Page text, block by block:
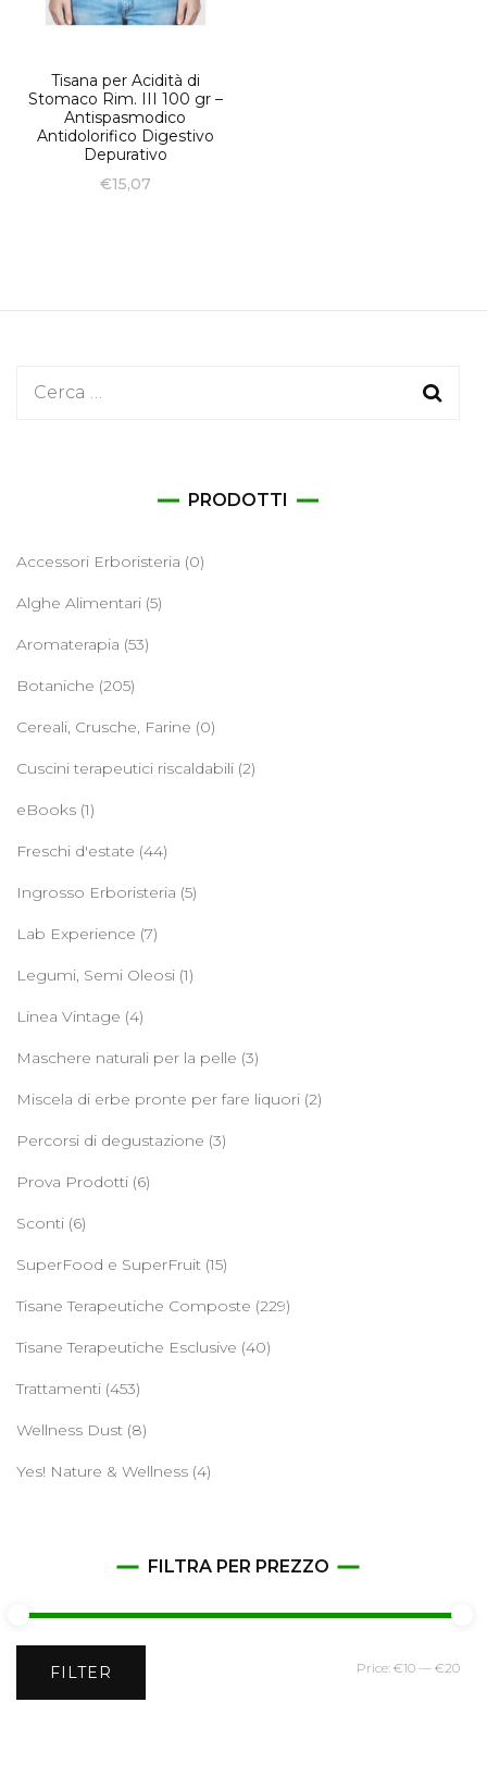
Tisana per Acidità di
Stomaco Rim. III 100 gr –
Antispasmodico
Antidolorifico Digestivo
Depurativo
€15,07
Ricerca
PRODOTTI
Accessori Erboristeria (0)
Alghe Alimentari (5)
Aromaterapia (53)
Botaniche (205)
Cereali, Crusche, Farine (0)
Cuscini terapeutici riscaldabili (2)
eBooks (1)
Freschi d'estate (44)
Ingrosso Erboristeria (5)
Lab Experience (7)
Legumi, Semi Oleosi (1)
Linea Vintage (4)
Maschere naturali per la pelle (3)
Miscela di erbe pronte per fare liquori (2)
Percorsi di degustazione (3)
Prova Prodotti (6)
Sconti (6)
SuperFood e SuperFruit (15)
Tisane Terapeutiche Composte (229)
Tisane Terapeutiche Esclusive (40)
Trattamenti (453)
Wellness Dust (8)
Yes! Nature & Wellness (4)
FILTRA PER PREZZO
Min
FILTER Price: €10 — €20